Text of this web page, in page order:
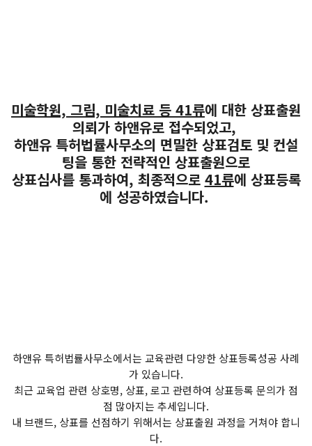
미술학원, 그림, 미술치료 등 41류에 대한 상표출원
의뢰가 하앤유로 접수되었고,
하앤유 특허법률사무소의 면밀한 상표검토 및 컨설
팅을 통한 전략적인 상표출원으로
상표심사를 통과하여, 최종적으로 41류에 상표등록
에 성공하였습니다.
하앤유 특허법률사무소에서는 교육관련 다양한 상표등록성공 사례
가 있습니다.
최근 교육업 관련 상호명, 상표, 로고 관련하여 상표등록 문의가 점
점 많아지는 추세입니다.
내 브랜드, 상표를 선점하기 위해서는 상표출원 과정을 거쳐야 합니
다.